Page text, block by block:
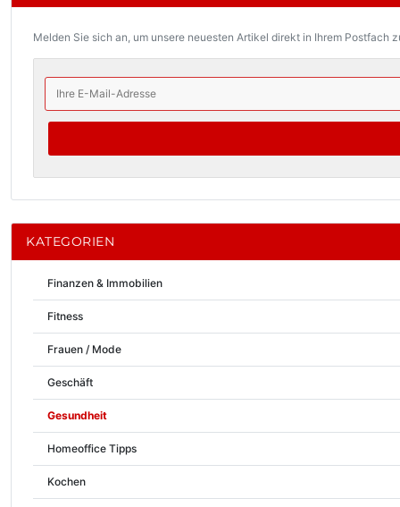
Melden Sie sich an, um unsere neuesten Artikel direkt in Ihrem Postfach
KATEGORIEN
Finanzen & Immobilien
Fitness
Frauen / Mode
Geschäft
Gesundheit
Homeoffice Tipps
Kochen